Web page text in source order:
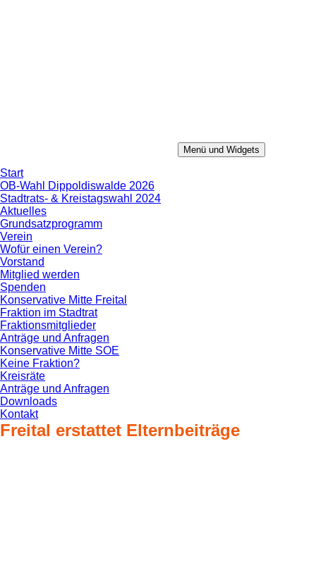
Konservative Mitte
Aus Erfahrung in die Zukunft.
Menü und Widgets
Start
OB-Wahl Dippoldiswalde 2026
Stadtrats- & Kreistagswahl 2024
Aktuelles
Grundsatzprogramm
Verein
Wofür einen Verein?
Vorstand
Mitglied werden
Spenden
Konservative Mitte Freital
Fraktion im Stadtrat
Fraktionsmitglieder
Anträge und Anfragen
Konservative Mitte SOE
Keine Fraktion?
Kreisräte
Anträge und Anfragen
Downloads
Kontakt
Freital erstattet Elternbeiträge